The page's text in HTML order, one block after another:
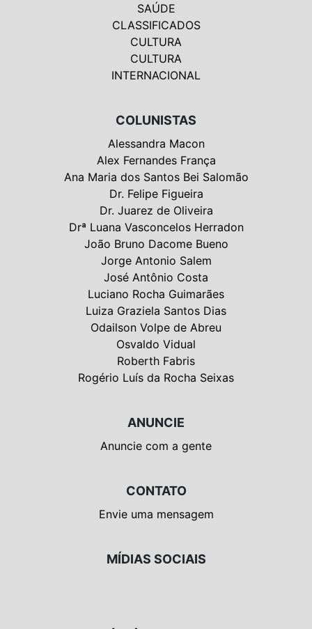
SAÚDE
CLASSIFICADOS
CULTURA
CULTURA
INTERNACIONAL
COLUNISTAS
Alessandra Macon
Alex Fernandes França
Ana Maria dos Santos Bei Salomão
Dr. Felipe Figueira
Dr. Juarez de Oliveira
Drª Luana Vasconcelos Herradon
João Bruno Dacome Bueno
Jorge Antonio Salem
José Antônio Costa
Luciano Rocha Guimarães
Luiza Graziela Santos Dias
Odailson Volpe de Abreu
Osvaldo Vidual
Roberth Fabris
Rogério Luís da Rocha Seixas
ANUNCIE
Anuncie com a gente
CONTATO
Envie uma mensagem
MÍDIAS SOCIAIS